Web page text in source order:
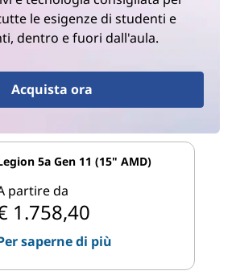
le esigenze di studenti e
dentro e fuori dall'aula.
Acquista ora
5a Gen 11 (15" AMD)
partire da
1.758,40
saperne di più